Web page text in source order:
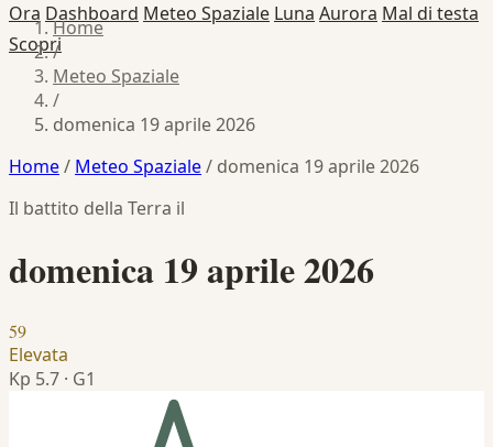
Ora Dashboard Meteo Spaziale Luna Aurora Mal di testa
Scopri
Home
/
Meteo Spaziale
/
domenica 19 aprile 2026
Home/ Meteo Spaziale/ domenica 19 aprile 2026
Il battito della Terra il
domenica 19 aprile 2026
59
Elevata
Kp 5.7 · G1